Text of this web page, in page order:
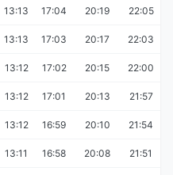
13:13 17:04 20:19 22:05
13:13 17:03 20:17 22:03
13:12 17:02 20:15 22:00
13:12 17:01 20:13 21:57
13:12 16:59 20:10 21:54
13:11 16:58 20:08 21:51